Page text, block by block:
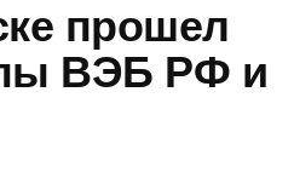
прошел
ВЭБ РФ и